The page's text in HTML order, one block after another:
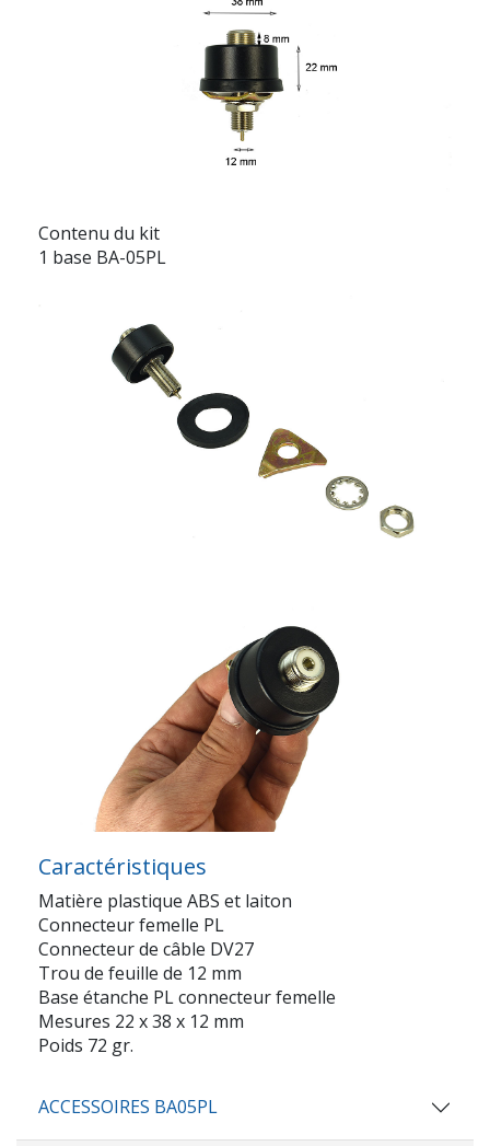
Contenu du kit
1 base BA-05PL
Caractéristiques
Matière plastique ABS et laiton
Connecteur femelle PL
Connecteur de câble DV27
Trou de feuille de 12 mm
Base étanche PL connecteur femelle
Mesures 22 x 38 x 12 mm
Poids 72 gr.
ACCESSOIRES BA05PL